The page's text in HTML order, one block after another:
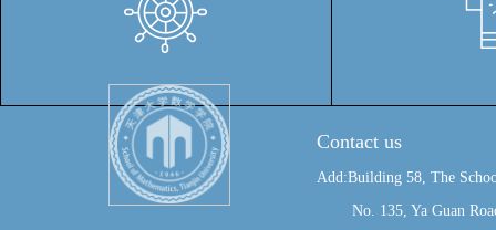
Contact us
Add:Building 58, The
No. 135, Ya Guan